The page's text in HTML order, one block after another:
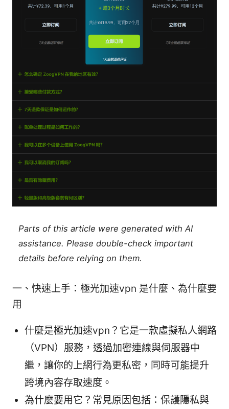
Parts of this article were generated with AI
assistance. Please double-check important
details before relying on them.
一、快速上手：極光加速vpn 是什麼、為什麼要
用
什麼是極光加速vpn？它是一款虛擬私人網路
（VPN）服務，透過加密連線與伺服器中
繼，讓你的上網行為更私密，同時可能提升
跨境內容存取速度。
為什麼要用它？常見原因包括：保護隱私與